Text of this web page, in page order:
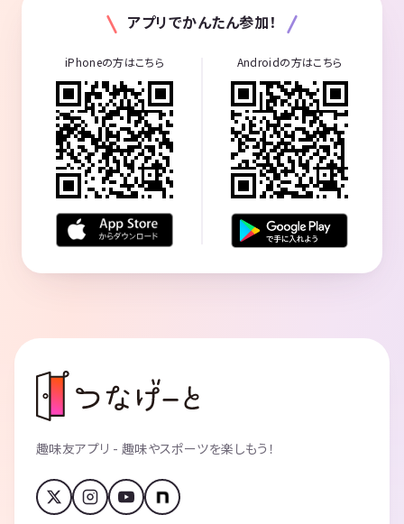
アプリでかんたん参加！
iPhoneの方はこちら Androidの方はこちら
趣味友アプリ - 趣味やスポーツを楽しもう！